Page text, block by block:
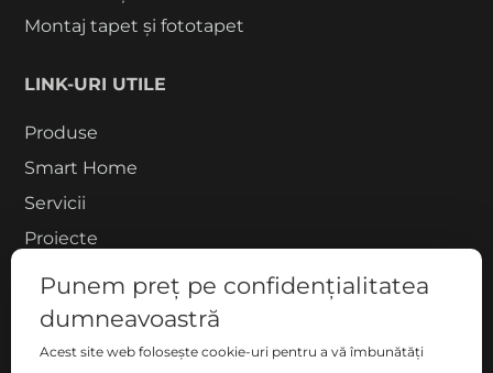
Montaj tapet și fototapet
LINK-URI UTILE
Produse
Smart Home
Servicii
Proiecte
Despre noi
Blog
Contact
Punem preț pe confidențialitatea
dumneavoastră
Acest site web folosește cookie-uri pentru a vă îmbunătăți